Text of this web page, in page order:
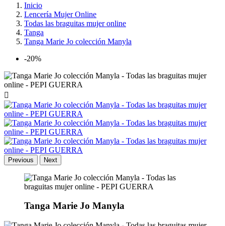
Inicio
Lencería Mujer Online
Todas las braguitas mujer online
Tanga
Tanga Marie Jo colección Manyla
-20%

Previous Next
Tanga Marie Jo Manyla